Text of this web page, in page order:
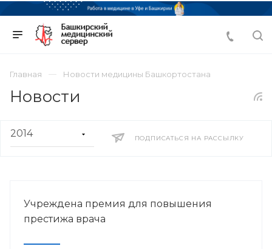
Главная Новости медицины Башкортостана
Новости
ПОДПИСАТЬСЯ НА РАССЫЛКУ
Учреждена премия для повышения
престижа врача